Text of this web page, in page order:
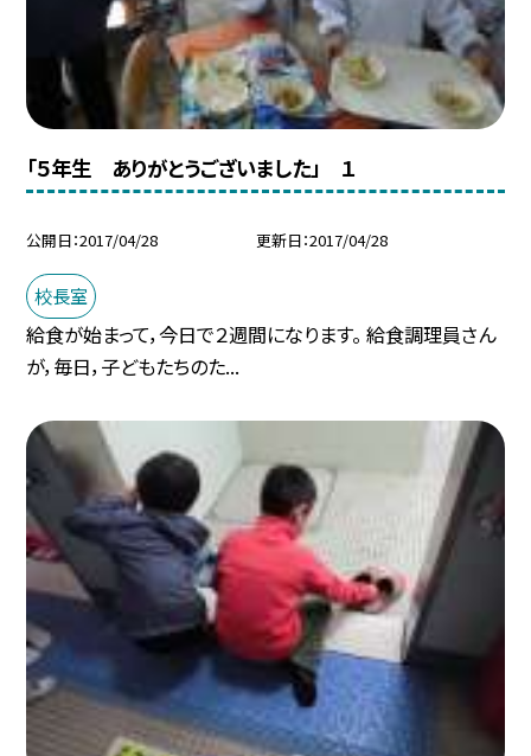
「５年生 ありがとうございました」 １
公開日 2017/04/28 更新日 2017/04/28
校長室
給食が始まって，今日で２週間になります。 給食調理員さん
が，毎日，子どもたちのた...